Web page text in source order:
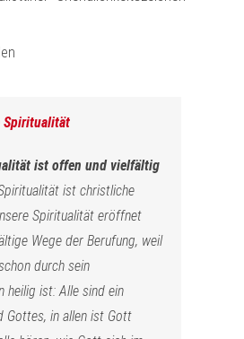
ist offen und vielfältig
ist christliche
Spiritualität eröffnet
Wege der Berufung, weil
durch sein
heilig ist: Alle sind ein
Gottes, in allen ist Gott